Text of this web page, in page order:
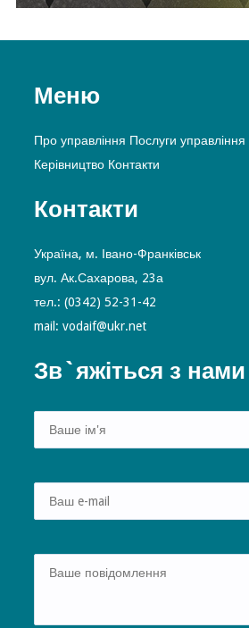
Меню
Про управління Послуги управління
Керівництво Контакти
Контакти
Україна, м. Івано-Франківськ
вул. Ак.Сахарова, 23а
тел.: (0342) 52-31-42
mail: vodaif@ukr.net
Зв`яжіться з нами